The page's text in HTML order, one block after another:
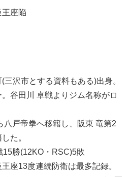
座陥
三沢市とする資料もある)出身。
谷田川 卓戦よりジム名称がロ
戸帝拳へ移籍し、阪東 竜第2
た。
15勝(12KO・RSC)5敗
座13度連続防衛は最多記録。